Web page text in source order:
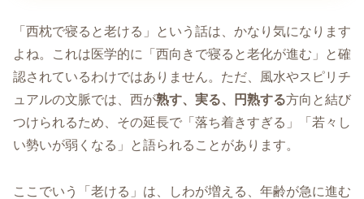
「西枕で寝ると老ける」という話は、かなり気になります
よね。これは医学的に「西向きで寝ると老化が進む」と確
認されているわけではありません。ただ、風水やスピリチ
ュアルの文脈では、西が熟す、実る、円熟する方向と結び
つけられるため、その延長で「落ち着きすぎる」「若々し
い勢いが弱くなる」と語られることがあります。
ここでいう「老ける」は、しわが増える、年齢が急に進む